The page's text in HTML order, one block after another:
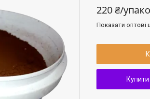
220 ₴/
Показати оптові
Купити